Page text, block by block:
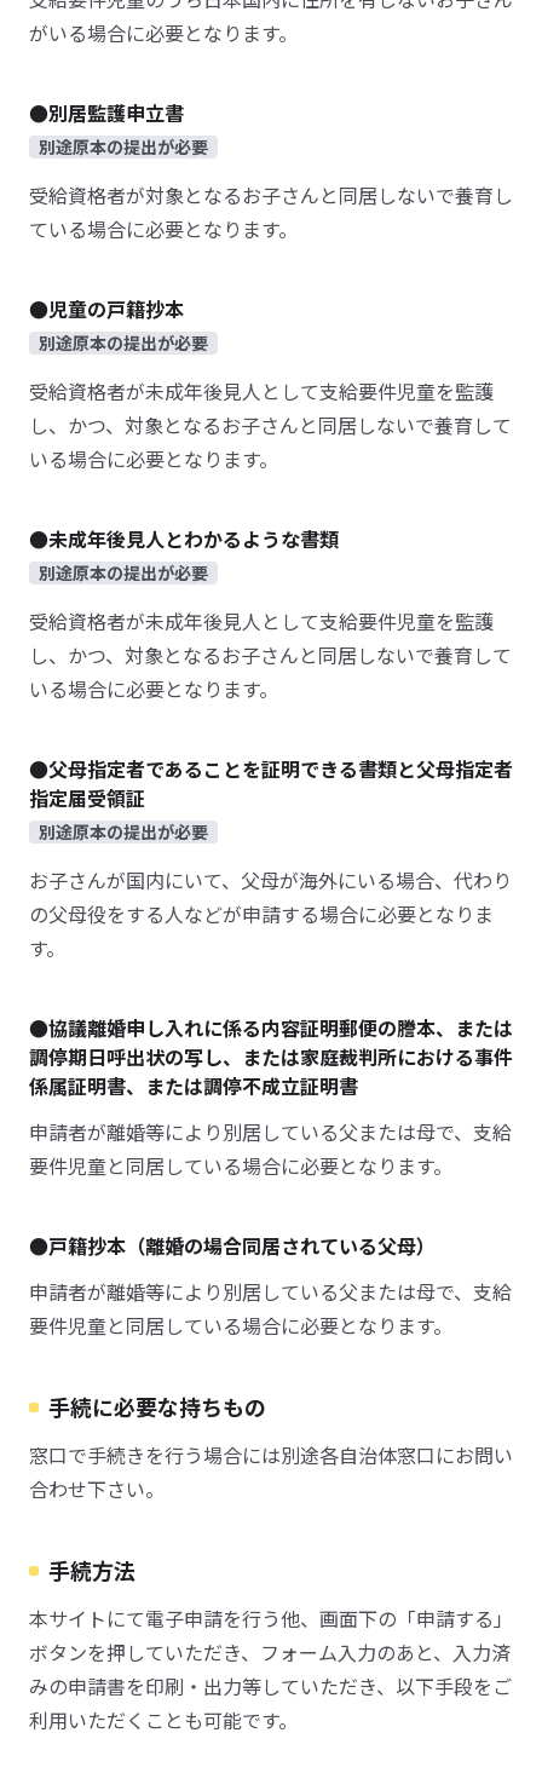
がいる場合に必要となります。
●別居監護申立書
別途原本の提出が必要
受給資格者が対象となるお子さんと同居しないで養育し
ている場合に必要となります。
●児童の戸籍抄本
別途原本の提出が必要
受給資格者が未成年後見人として支給要件児童を監護
し、かつ、対象となるお子さんと同居しないで養育して
いる場合に必要となります。
●未成年後見人とわかるような書類
別途原本の提出が必要
受給資格者が未成年後見人として支給要件児童を監護
し、かつ、対象となるお子さんと同居しないで養育して
いる場合に必要となります。
●父母指定者であることを証明できる書類と父母指定者
指定届受領証
別途原本の提出が必要
お子さんが国内にいて、父母が海外にいる場合、代わり
の父母役をする人などが申請する場合に必要となりま
す。
●協議離婚申し入れに係る内容証明郵便の謄本、または
調停期日呼出状の写し、または家庭裁判所における事件
係属証明書、または調停不成立証明書
申請者が離婚等により別居している父または母で、支給
要件児童と同居している場合に必要となります。
●戸籍抄本（離婚の場合同居されている父母）
申請者が離婚等により別居している父または母で、支給
要件児童と同居している場合に必要となります。
手続に必要な持ちもの
窓口で手続きを行う場合には別途各自治体窓口にお問い
合わせ下さい。
手続方法
本サイトにて電子申請を行う他、画面下の「申請する」
ボタンを押していただき、フォーム入力のあと、入力済
みの申請書を印刷・出力等していただき、以下手段をご
利用いただくことも可能です。